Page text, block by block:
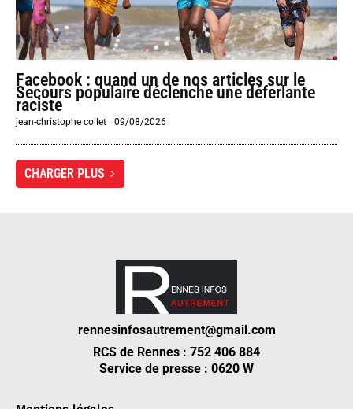
Facebook : quand un de nos articles sur le
Secours populaire déclenche une déferlante
raciste
jean-christophe collet -09/08/2026
CHARGER PLUS
rennesinfosautrement@gmail.com
RCS de Rennes : 752 406 884
Service de presse : 0620 W